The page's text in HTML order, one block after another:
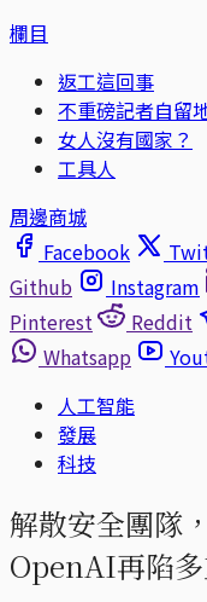
欄目
返工這回事
不重磅記者自留
女人沒有國家？
工具人
周邊商城
Facebook
Github
Instagram
Pinterest
Reddit
Whatsapp
人工智能
發展
科技
解散安全團隊
OpenAI再陷